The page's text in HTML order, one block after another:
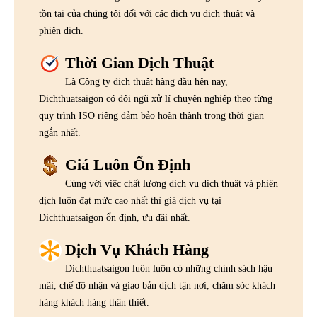
tồn tại của chúng tôi đối với các dịch vụ dịch thuật và
phiên dịch.
Thời Gian Dịch Thuật
Là Công ty dịch thuật hàng đầu hện nay,
Dichthuatsaigon có đội ngũ xử lí chuyên nghiệp theo từng
quy trình ISO riêng đảm bảo hoàn thành trong thời gian
ngắn nhất.
Giá Luôn Ổn Định
Cùng với việc chất lượng dịch vụ dịch thuật và phiên
dịch luôn đạt mức cao nhất thì giá dịch vụ tại
Dichthuatsaigon ổn định, ưu đãi nhất.
Dịch Vụ Khách Hàng
Dichthuatsaigon luôn luôn có những chính sách hậu
mãi, chế độ nhận và giao bản dịch tận nơi, chăm sóc khách
hàng khách hàng thân thiết.